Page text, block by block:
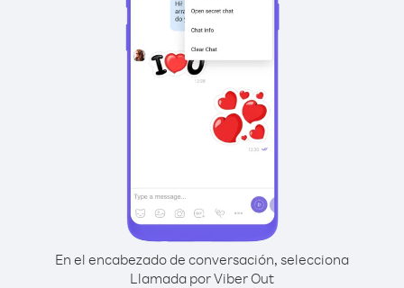
En el encabezado de conversación, selecciona
Llamada por Viber Out